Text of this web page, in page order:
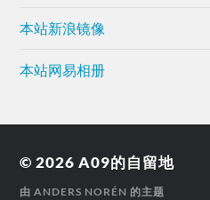
本站新浪镜像
本站网易相册
© 2026A09的自留地
由ANDERS NORÉN 的主题